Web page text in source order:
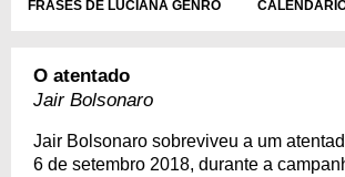
FRASES DE LUCIANA GENRO
O atentado
Jair Bolsonaro
Jair Bolsonaro sobreviveu a um
6 de setembro 2018, durante a